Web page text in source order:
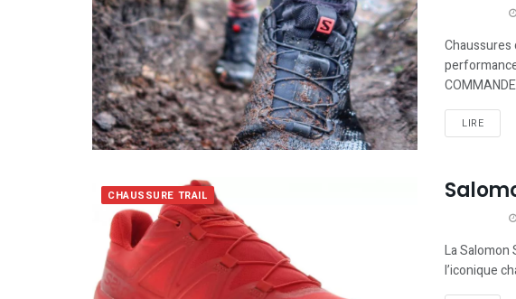
Chaussures
LIRE
CHAUSSURE TRAIL
La Salomon
l’iconique